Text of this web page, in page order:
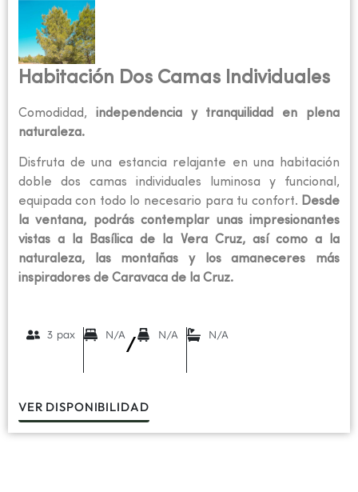
Habitación Dos Camas Individuales
Comodidad, independencia y tranquilidad en plena
naturaleza.
Disfruta de una estancia relajante en una habitación
doble dos camas individuales luminosa y funcional,
equipada con todo lo necesario para tu confort. Desde
la ventana, podrás contemplar unas impresionantes
vistas a la Basílica de la Vera Cruz, así como a la
naturaleza, las montañas y los amaneceres más
inspiradores de Caravaca de la Cruz.
3 pax N/A
/
N/A N/A
VER DISPONIBILIDAD